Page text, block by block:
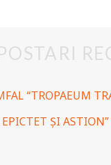
“TROPAEUM
ȘI ASTION”